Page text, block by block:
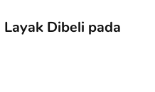
Dibeli pada